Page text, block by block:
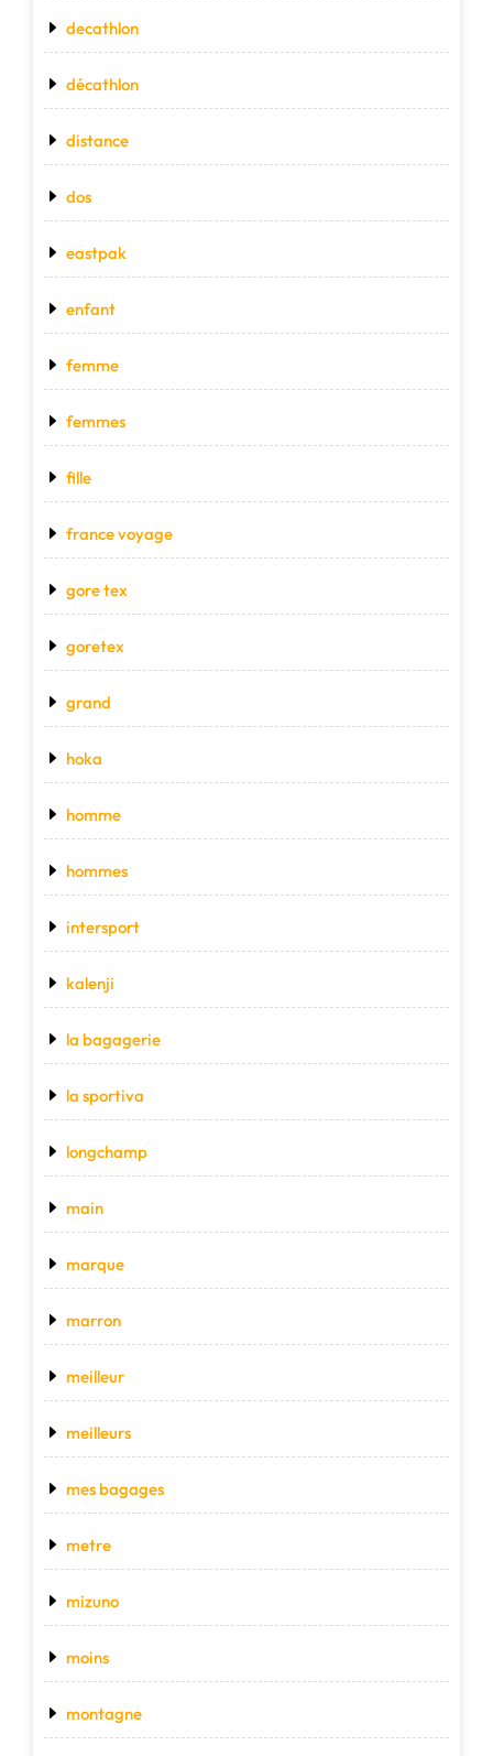
decathlon
décathlon
distance
dos
eastpak
enfant
femme
femmes
fille
france voyage
gore tex
goretex
grand
hoka
homme
hommes
intersport
kalenji
la bagagerie
la sportiva
longchamp
main
marque
marron
meilleur
meilleurs
mes bagages
metre
mizuno
moins
montagne